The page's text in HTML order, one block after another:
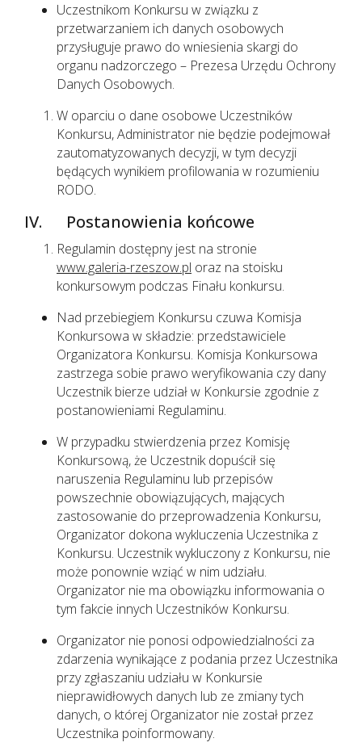
Uczestnikom Konkursu w związku z
przetwarzaniem ich danych osobowych
przysługuje prawo do wniesienia skargi do
organu nadzorczego – Prezesa Urzędu Ochrony
Danych Osobowych.
W oparciu o dane osobowe Uczestników
Konkursu, Administrator nie będzie podejmował
zautomatyzowanych decyzji, w tym decyzji
będących wynikiem profilowania w rozumieniu
RODO.
IV. Postanowienia końcowe
Regulamin dostępny jest na stronie
www.galeria-rzeszow.pl oraz na stoisku
konkursowym podczas Finału konkursu.
Nad przebiegiem Konkursu czuwa Komisja
Konkursowa w składzie: przedstawiciele
Organizatora Konkursu. Komisja Konkursowa
zastrzega sobie prawo weryfikowania czy dany
Uczestnik bierze udział w Konkursie zgodnie z
postanowieniami Regulaminu.
W przypadku stwierdzenia przez Komisję
Konkursową, że Uczestnik dopuścił się
naruszenia Regulaminu lub przepisów
powszechnie obowiązujących, mających
zastosowanie do przeprowadzenia Konkursu,
Organizator dokona wykluczenia Uczestnika z
Konkursu. Uczestnik wykluczony z Konkursu, nie
może ponownie wziąć w nim udziału.
Organizator nie ma obowiązku informowania o
tym fakcie innych Uczestników Konkursu.
Organizator nie ponosi odpowiedzialności za
zdarzenia wynikające z podania przez Uczestnika
przy zgłaszaniu udziału w Konkursie
nieprawidłowych danych lub ze zmiany tych
danych, o której Organizator nie został przez
Uczestnika poinformowany.